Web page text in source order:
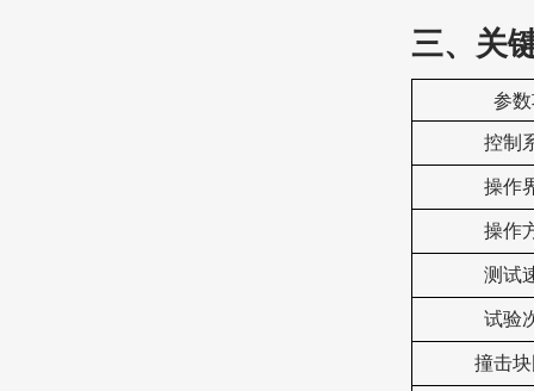
三、关
参
控制
操作
操作
测试
试验
撞击